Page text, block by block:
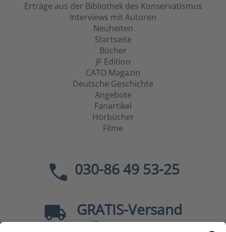
Erträge aus der Bibliothek des Konservatismus
Interviews mit Autoren
Neuheiten
Startseite
Bücher
JF Edition
CATO Magazin
Deutsche Geschichte
Angebote
Fanartikel
Hörbücher
Filme
030-86 49 53-25
GRATIS-Versand
40